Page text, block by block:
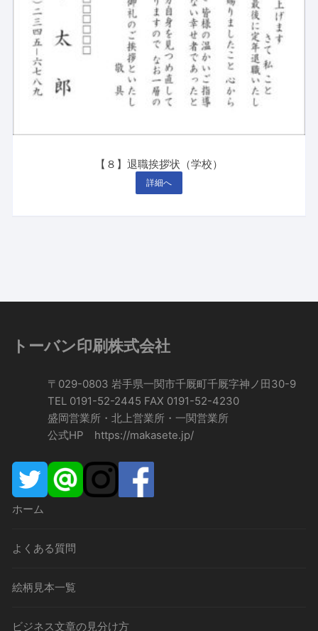
【８】退職挨拶状（学校）
詳細へ
トーバン印刷株式会社
〒029-0803 岩手県一関市千厩町千厩字神ノ田30-9
TEL 0191-52-2445 FAX 0191-52-4230
盛岡営業所・北上営業所・一関営業所
公式HP https://makasete.jp/
ホーム
よくある質問
絵柄見本一覧
ビジネス文章の見分け方